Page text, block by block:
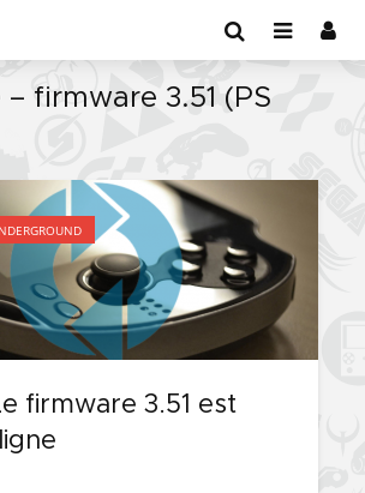
firmware 3.51 (PS
firmware 3.51 est